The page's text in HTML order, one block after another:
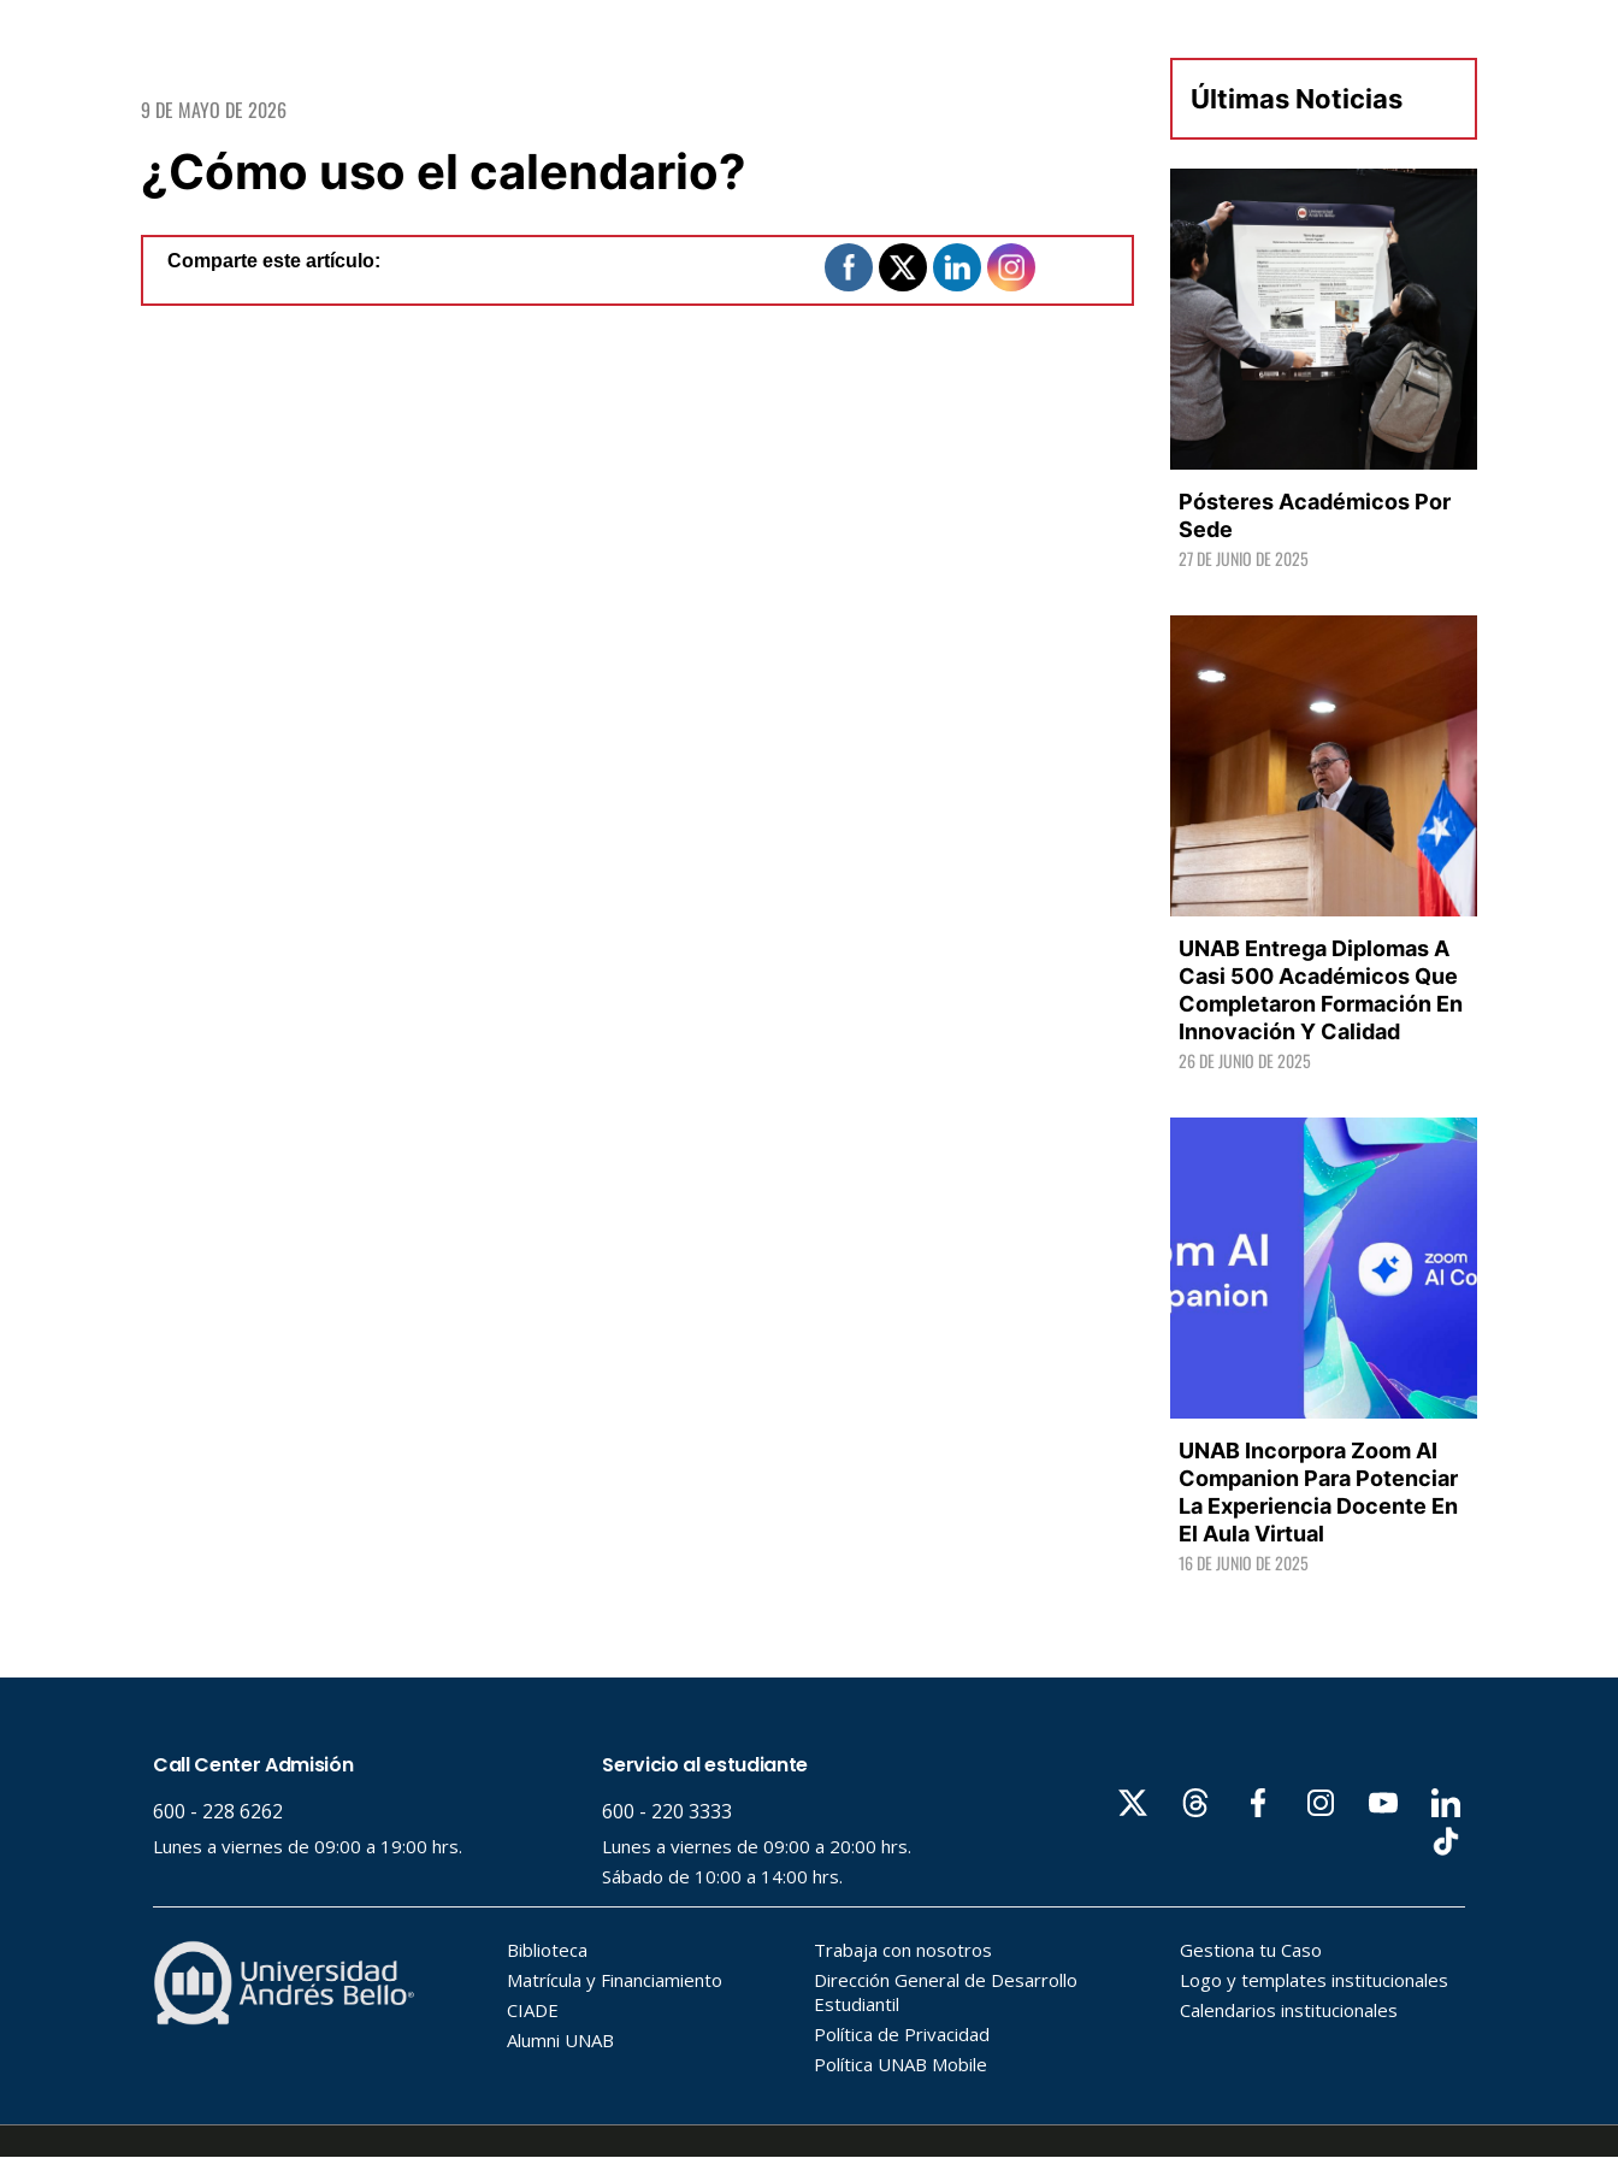
9 DE MAYO DE 2026
¿Cómo uso el calendario?
Comparte este artículo:
Últimas Noticias
LEER +
Pósteres Académicos Por
Sede
27 DE JUNIO DE 2025
LEER +
UNAB Entrega Diplomas A
Casi 500 Académicos Que
Completaron Formación En
Innovación Y Calidad
26 DE JUNIO DE 2025
LEER +
UNAB Incorpora Zoom AI
Companion Para Potenciar
La Experiencia Docente En
El Aula Virtual
16 DE JUNIO DE 2025